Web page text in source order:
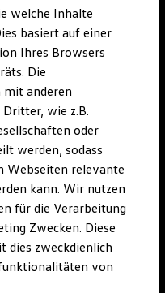
welche Inhalte
basiert auf einer
Ihres Browsers
Die
anderen
wie z.B.
oder
werden, sodass
Webseiten relevante
kann. Wir nutzen
für die Verarbeitung
Zwecken. Diese
dies zweckdienlich
von